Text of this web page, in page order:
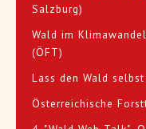
Salzburg)
Wald im
(ÖFT)
Lass den Wald
Österreichische